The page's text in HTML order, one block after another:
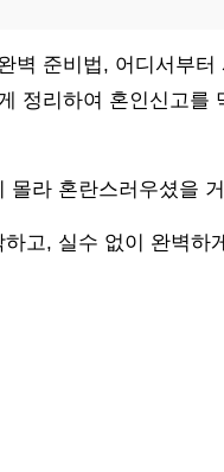
벽 준비법, 어디서부터
정리하여 혼인신고를
몰라 혼란스러우셨을
고, 실수 없이 완벽하